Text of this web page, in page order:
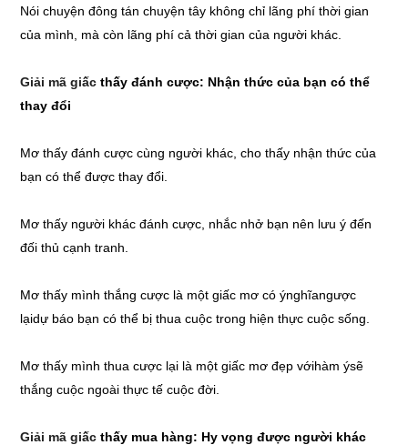
Nói chuyện đông tán chuyện tây không chỉ lãng phí thời gian
của mình, mà còn lãng phí cả thời gian của người khác.
Giải mã giấcthấy đánh cược: Nhận thức của bạn có thể
thay đổi
Mơ thấy đánh cược cùng người khác, cho thấy nhận thức của
bạn có thể được thay đổi.
Mơ thấy người khác đánh cược, nhắc nhở bạn nên lưu ý đến
đối thủ cạnh tranh.
Mơ thấy mình thắng cược là một giấc mơ có ýnghĩangược
lạidự báo bạn có thể bị thua cuộc trong hiện thực cuộc sống.
Mơ thấy mình thua cược lại là một giấc mơ đẹp vớihàm ýsẽ
thắng cuộc ngoài thực tế cuộc đời.
Giải mã giấcthấy mua hàng: Hy vọng được người khác